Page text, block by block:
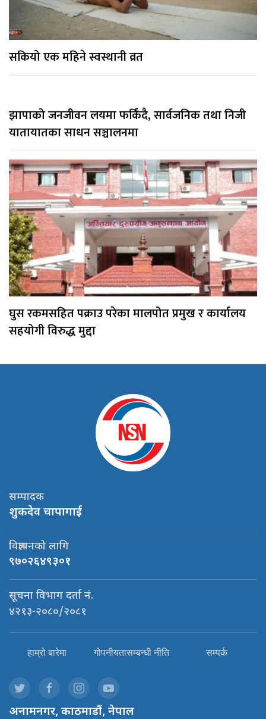
सकियो एक महिने स्वस्थानी व्रत
झापाको जनजीवन लयमा फर्किँदै, सार्वजनिक तथा निजी
यातायातका साधन सञ्चालनमा
घुस रकमसहित पक्राउ परेका मालपोत प्रमुख र कार्यालय
सहयोगी विरुद्ध मुद्दा
सम्पादक
शुकदेव चापागाई
विज्ञापनको लागि
९७०२६४९३०१
सूचना विभाग दर्ता नं.
४२१३-२०८०/२०८१
हाम्रो बारेमा गोपनीयतासम्बन्धी नीति सम्पर्क
अनामनगर, काठमाडौं, नेपाल